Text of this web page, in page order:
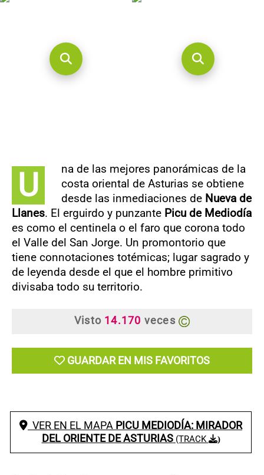
U
na de las mejores panorámicas de la
costa oriental de Asturias se obtiene
desde las inmediaciones de Nueva de
Llanes. El erguirdo y punzante Picu de Mediodía
es como el centinela o el faro que corona todo
el Valle del San Jorge. Un promontorio que
tiene connotaciones totémicas; lugar sagrado y
de leyenda desde el que el hombre primitivo
divisaba todo su territorio.
Visto 14.170 veces
GUARDAR EN MIS FAVORITOS
VER EN EL MAPA PICU MEDIODÍA: MIRADOR
DEL ORIENTE DE ASTURIAS (TRACK )